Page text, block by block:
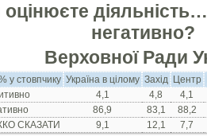
негативно?
Верховної Ради
у стовпчику Україна в цілому Захід Центр
4,1 4,8
4,1
86,9 83,1
88,2
СКАЗАТИ
9,1 12,1 7,7